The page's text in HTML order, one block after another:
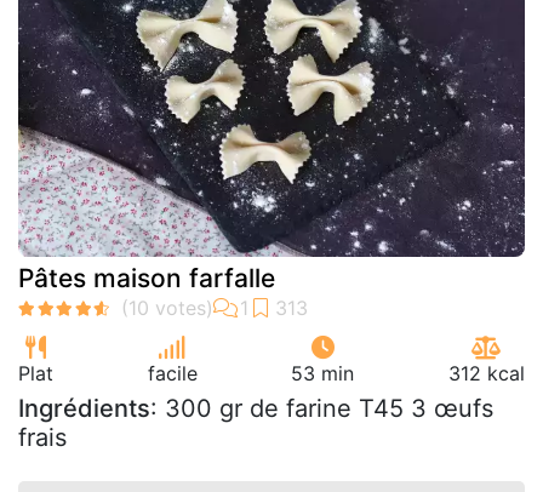
Pâtes maison farfalle
Plat facile 53 min 312 kcal
Ingrédients: 300 gr de farine T45 3 œufs
frais